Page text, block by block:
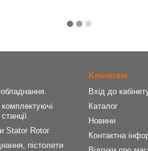
Stator Rotor
пістолети
Клієнтам
Вхід до
Каталог
Новини
Контактна